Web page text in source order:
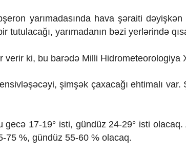
yarımadasında hava şəraiti
tutulacağı, yarımadanın bəzi yerlərində
verir ki, bu barədə Milli Hidrometeorologiya
şimşək çaxacağı ehtimalı
gecə 17-19° isti, gündüz 24-29° isti
75 %, gündüz 55-60 % olacaq.